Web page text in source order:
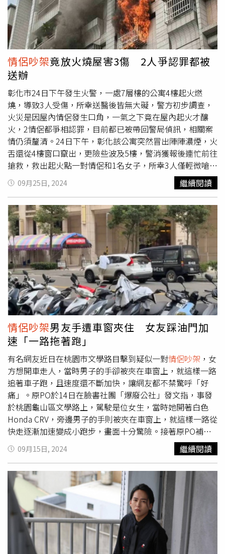
情侶吵架竟放火燒屋害3傷 2人爭認罪都被
送辦
彰化市24日下午發生火警，一處7層樓的公寓4樓起火燃
燒，導致3人受傷，所幸送醫後皆無大礙，警方初步調查，
火災是因屋內情侶發生口角，一氣之下竟在屋內起火才釀
火，2情侶都爭相認罪，目前都已被帶回警局偵訊，相關案
情仍須釐清。24日下午，彰化該公寓突然冒出陣陣濃煙，火
舌還從4樓窗口竄出，更險些波及5樓，警消獲報後連忙前往
搶救，救出起火點一對情侶和1名女子，所幸3人僅輕微嗆
傷，急救後已無大礙。警方初步調查，發現起火原因是有人
在床上使用打火機燒紙，火勢延屋內迅速蔓延引發大火，受
困民眾在火災前更曾聽到爭吵，懷疑此案恐和受傷的情侶有
關。該對情侶於25日上午出院後被帶回警局偵訊，2人則爭
相認罪，都稱「火是我放的」，表示他們當時在吵架，一時
氣憤才在床上用紙張點火，目前2人還在偵訊中，相關案情
仍待調查。
09月25日, 2024 繼續閱讀
情侶吵架男友手遭車窗夾住 女友踩油門加
速「一路拖著跑」
有名網友近日在桃園市文學路目擊到疑似一對情侶吵架 ，女
方想開車走人，當時男子的手卻被夾在車窗上，就這樣一路
追著車子跑，且速度還不斷加快，讓網友都不禁驚呼「好
痛」。原PO於14日在臉書社團「爆廢公社」發文指，事發
於桃園龜山區文學路上，駕駛是位女生，當時她開著白色
Honda CRV，旁邊男子的手則被夾在車窗上，就這樣一路從
快走逐漸加速變成小跑步，畫面十分驚險。接著原PO補
充，男生的手鬆開後，兩人發生10幾分鐘的爭吵，女生甚至
有股衝動想要撞男友，還好沒有發生意外，後面女生駕車離
接獲報案，目前調閱周邊監視器，通知車主到案說明釐清案
情，如行為有涉及刑事案件依法究辦。」目前已介入調查。
09月15日, 2024 繼續閱讀